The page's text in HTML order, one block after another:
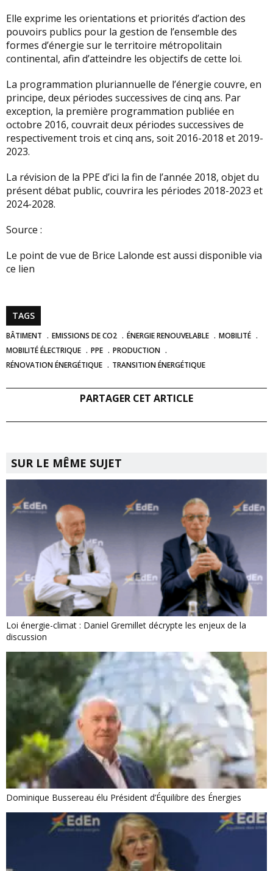
Elle exprime les orientations et priorités d’action des
pouvoirs publics pour la gestion de l’ensemble des
formes d’énergie sur le territoire métropolitain
continental, afin d’atteindre les objectifs de cette loi.
La programmation pluriannuelle de l’énergie couvre, en
principe, deux périodes successives de cinq ans. Par
exception, la première programmation publiée en
octobre 2016, couvrait deux périodes successives de
respectivement trois et cinq ans, soit 2016-2018 et 2019-
2023.
La révision de la PPE d’ici la fin de l’année 2018, objet du
présent débat public, couvrira les périodes 2018-2023 et
2024-2028.
Source :
Le point de vue de Brice Lalonde est aussi disponible via
ce lien
TAGS
BÂTIMENT EMISSIONS DE CO2 ÉNERGIE RENOUVELABLE
MOBILITÉ
MOBILITÉ ÉLECTRIQUE
PPE
PRODUCTION
RÉNOVATION ÉNERGÉTIQUE
TRANSITION ÉNERGÉTIQUE
PARTAGER CET ARTICLE
SUR LE MÊME SUJET
Loi énergie-climat : Daniel Gremillet décrypte les enjeux de la
discussion
Dominique Bussereau élu Président d’Équilibre des Énergies